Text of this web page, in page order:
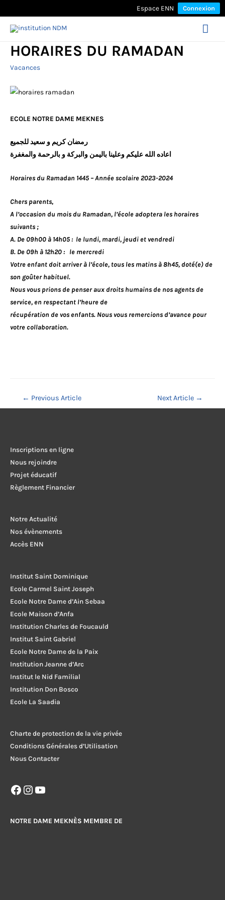
Espace ENN Connexion
HORAIRES DU RAMADAN
Vacances
ECOLE NOTRE DAME MEKNES
رمضان كريم و سعيد للجميع
اعاده الله عليكم وعلينا باليمن والبركة و بالرحمة والمغفرة
Horaires du Ramadan 1445 – Année scolaire 2023-2024
Chers parents,
A l’occasion du mois du Ramadan, l’école adoptera les horaires
suivants ;
A. De 09h00 à 14h05 : le lundi, mardi, jeudi et vendredi
B. De 09h à 12h20 : le mercredi
Votre enfant doit arriver à l’école, tous les matins à 8h45, doté(e) de
son goûter habituel.
Nous vous prions de penser aux droits humains de nos agents de
service, en respectant l’heure de
récupération de vos enfants. Nous vous remercions d’avance pour
votre collaboration.
Navigation
de
← Previous Article Next Article →
Inscriptions en ligne
Nous rejoindre
Projet éducatif
Règlement Financier
Notre Actualité
Nos évènements
Accès ENN
Institut Saint Dominique
Ecole Carmel Saint Joseph
Ecole Notre Dame d’Ain Sebaa
Ecole Maison d’Anfa
Institution Charles de Foucauld
Institut Saint Gabriel
Ecole Notre Dame de la Paix
Institution Jeanne d’Arc
Institut le Nid Familial
Institution Don Bosco
Ecole La Saadia
Charte de protection de la vie privée
Conditions Générales d’Utilisation
Nous Contacter
Facebook
Instagram
YouTube
NOTRE DAME MEKNÈS MEMBRE DE